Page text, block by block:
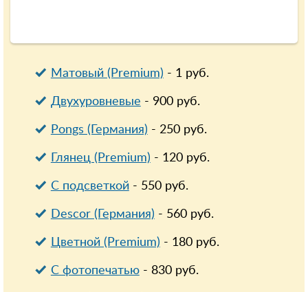
Матовый (Premium) - 1руб.
Двухуровневые - 900руб.
Pongs (Германия) - 250руб.
Глянец (Premium) - 120руб.
С подсветкой- 550руб.
Descor (Германия) - 560руб.
Цветной (Premium) - 180руб.
С фотопечатью- 830руб.